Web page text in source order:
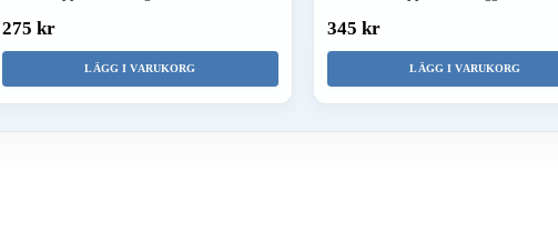
275 kr
LÄGG I VARUKORG
345 kr
LÄGG I VARUKORG